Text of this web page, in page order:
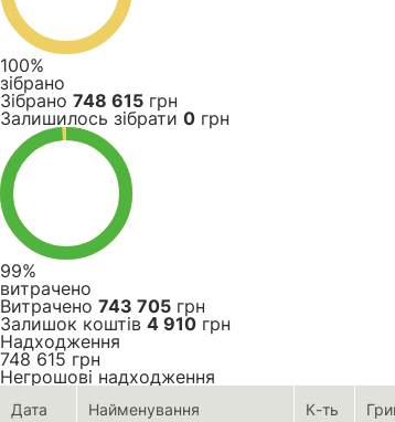
100%
зібрано
Зібрано 748 615 грн
Залишилось зібрати 0 грн
99%
витрачено
Витрачено 743 705 грн
Залишок коштів 4 910 грн
Надходження
748 615 грн
Негрошові надходження
Дата Найменування К-ть